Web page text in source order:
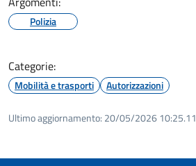
Polizia
Categorie:
Mobilità e trasporti Autorizzazioni
Ultimo aggiornamento: 20/05/2026 10:25.11